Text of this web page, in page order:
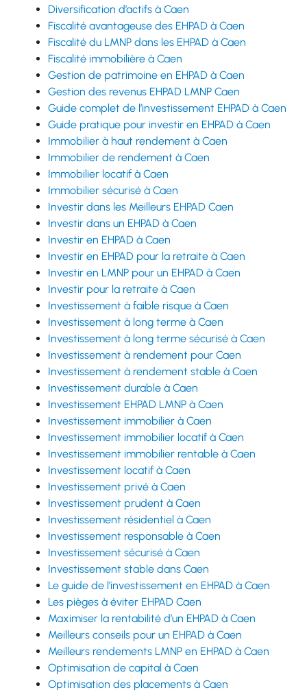
Diversification d’actifs à Caen
Fiscalité avantageuse des EHPAD à Caen
Fiscalité du LMNP dans les EHPAD à Caen
Fiscalité immobilière à Caen
Gestion de patrimoine en EHPAD à Caen
Gestion des revenus EHPAD LMNP Caen
Guide complet de l’investissement EHPAD à Caen
Guide pratique pour investir en EHPAD à Caen
Immobilier à haut rendement à Caen
Immobilier de rendement à Caen
Immobilier locatif à Caen
Immobilier sécurisé à Caen
Investir dans les Meilleurs EHPAD Caen
Investir dans un EHPAD à Caen
Investir en EHPAD à Caen
Investir en EHPAD pour la retraite à Caen
Investir en LMNP pour un EHPAD à Caen
Investir pour la retraite à Caen
Investissement à faible risque à Caen
Investissement à long terme à Caen
Investissement à long terme sécurisé à Caen
Investissement à rendement pour Caen
Investissement à rendement stable à Caen
Investissement durable à Caen
Investissement EHPAD LMNP à Caen
Investissement immobilier à Caen
Investissement immobilier locatif à Caen
Investissement immobilier rentable à Caen
Investissement locatif à Caen
Investissement privé à Caen
Investissement prudent à Caen
Investissement résidentiel à Caen
Investissement responsable à Caen
Investissement sécurisé à Caen
Investissement stable dans Caen
Le guide de l’investissement en EHPAD à Caen
Les pièges à éviter EHPAD Caen
Maximiser la rentabilité d’un EHPAD à Caen
Meilleurs conseils pour un EHPAD à Caen
Meilleurs rendements LMNP en EHPAD à Caen
Optimisation de capital à Caen
Optimisation des placements à Caen